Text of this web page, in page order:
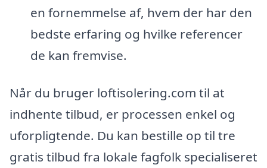
en fornemmelse af, hvem der har den
bedste erfaring og hvilke referencer
de kan fremvise.
Når du bruger loftisolering.com til at
indhente tilbud, er processen enkel og
uforpligtende. Du kan bestille op til tre
gratis tilbud fra lokale fagfolk specialiseret